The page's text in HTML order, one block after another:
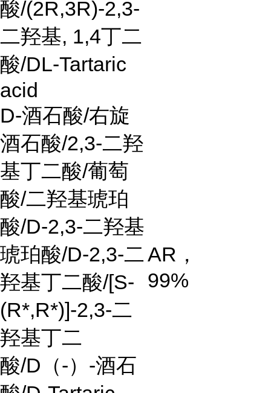
酸/(2R,3R)-2,3-
二羟基, 1,4丁二
酸/DL-Tartaric
acid
D-酒石酸/右旋
酒石酸/2,3-二羟
基丁二酸/葡萄
酸/二羟基琥珀
酸/D-2,3-二羟基
琥珀酸/D-2,3-二
羟基丁二酸/[S-
(R*,R*)]-2,3-二
羟基丁二
酸/D （-） -酒石
AR ，
99%